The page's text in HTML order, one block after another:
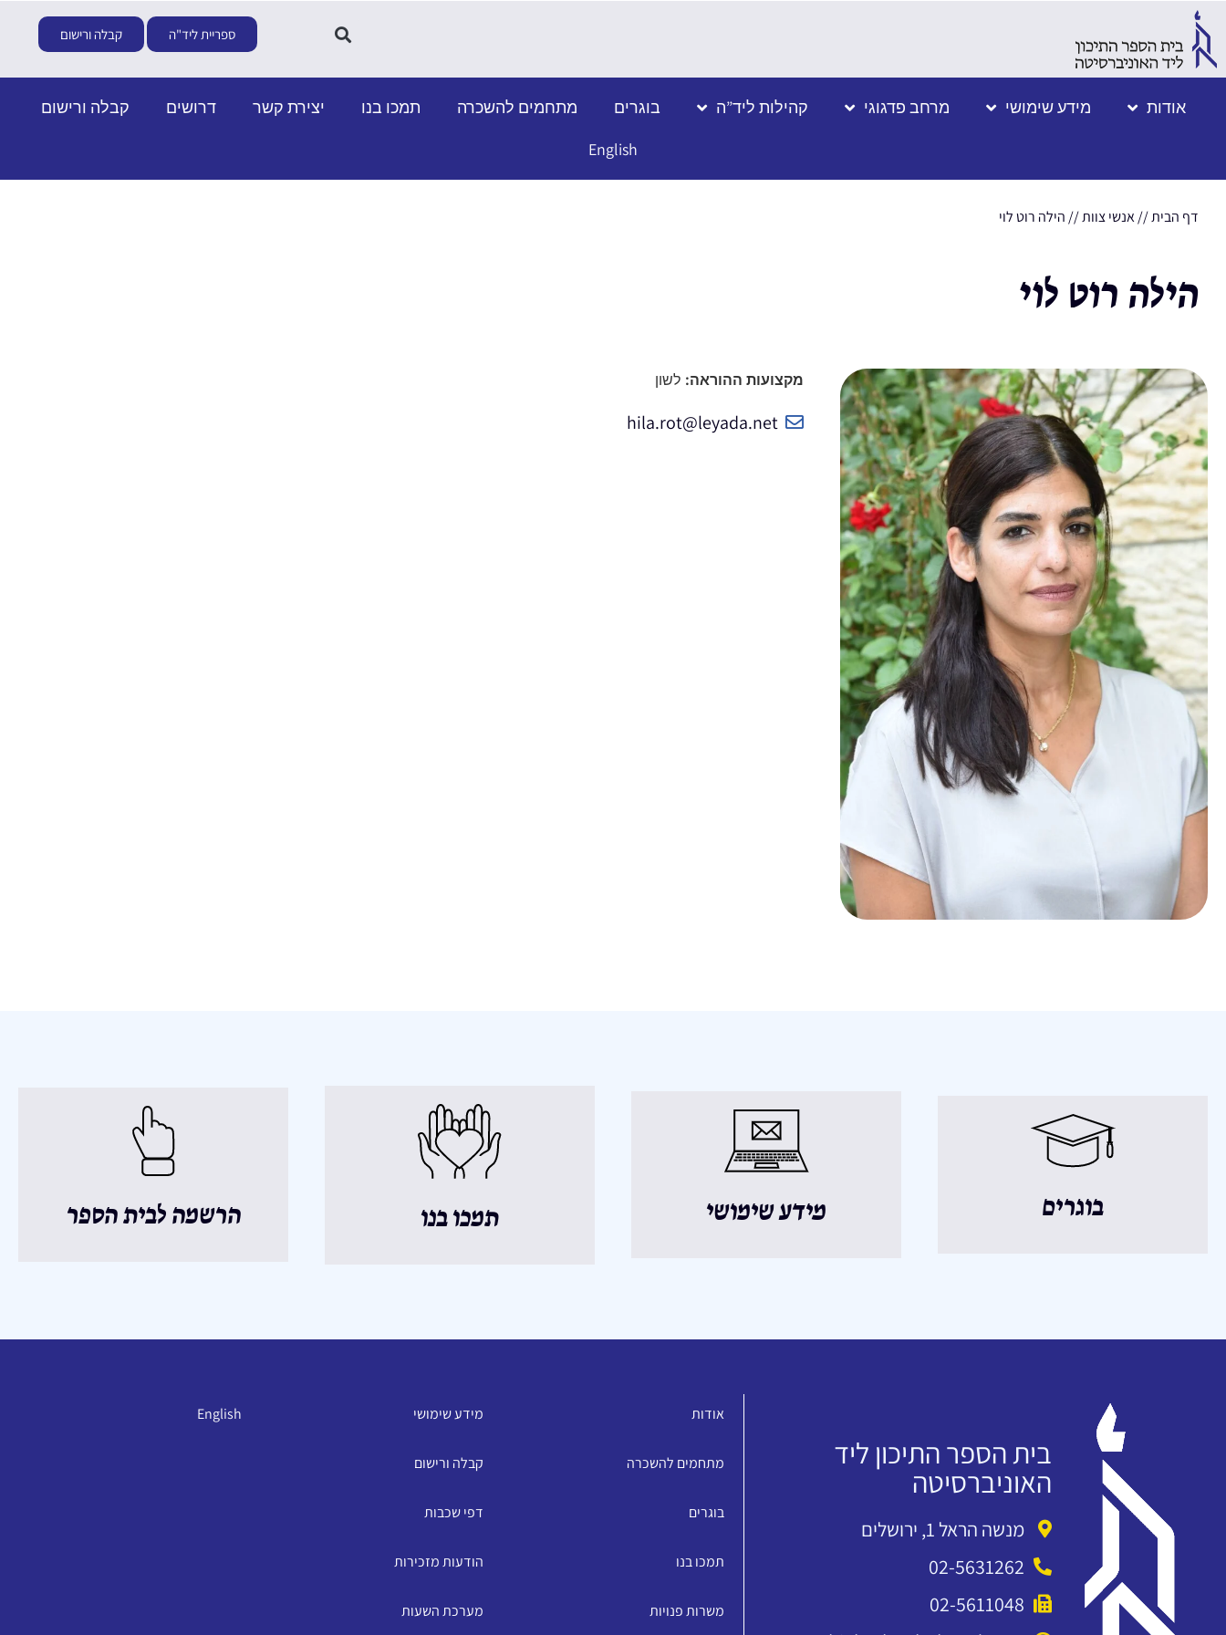
ספריית ליד"ה קבלה ורישום
אודות מידע שימושי מרחב פדגוגי קהילות ליד”ה בוגרים מתחמים להשכרה תמכו בנו יצירת קשר דרושים
קבלה ורישום
English
דף הבית//אנשי צוות// הילה רוט לוי
הילה רוט לוי
מקצועות ההוראה: לשון
hila.rot@leyada.net
בוגרים מידע שימושי תמכו בנו הרשמה לבית הספר
בית הספר התיכון ליד
האוניברסיטה
מנשה הראל 1, ירושלים
02-5631262
02-5611048
אודות
מתחמים להשכרה
בוגרים
תמכו בנו
משרות פנויות
מידע שימושי
קבלה ורישום
דפי שכבות
הודעות מזכירות
מערכת השעות
English